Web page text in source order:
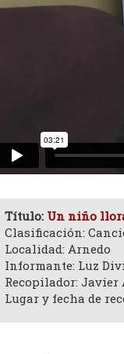
Título: Un niño
Clasificación:
Localidad: Arnedo
Informante: Luz
Recopilador: Javier
Lugar y fecha de